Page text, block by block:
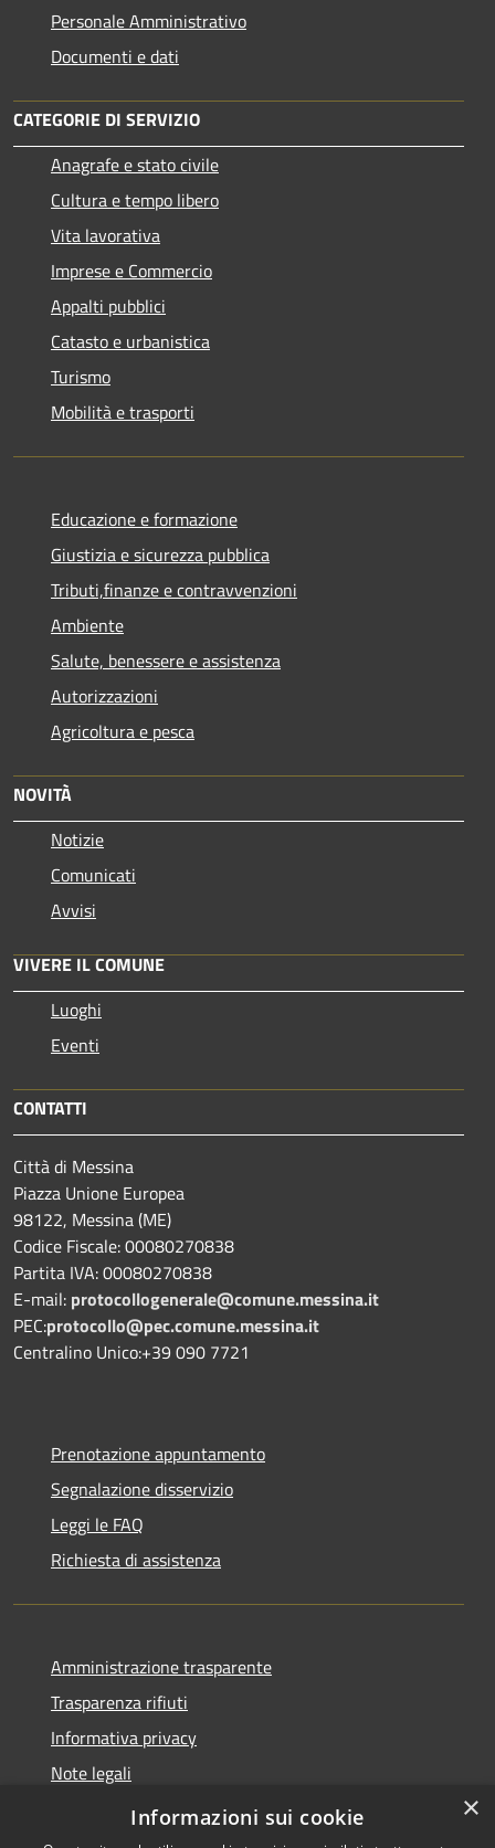
Personale Amministrativo
Documenti e dati
CATEGORIE DI SERVIZIO
Anagrafe e stato civile
Cultura e tempo libero
Vita lavorativa
Imprese e Commercio
Appalti pubblici
Catasto e urbanistica
Turismo
Mobilità e trasporti
Educazione e formazione
Giustizia e sicurezza pubblica
Tributi,finanze e contravvenzioni
Ambiente
Salute, benessere e assistenza
Autorizzazioni
Agricoltura e pesca
NOVITÀ
Notizie
Comunicati
Avvisi
VIVERE IL COMUNE
Luoghi
Eventi
CONTATTI
Città di Messina
Piazza Unione Europea
98122, Messina (ME)
Codice Fiscale: 00080270838
Partita IVA: 00080270838
E-mail: protocollogenerale@comune.messina.it
PEC:protocollo@pec.comune.messina.it
Centralino Unico:+39 090 7721
Prenotazione appuntamento
Segnalazione disservizio
Leggi le FAQ
Richiesta di assistenza
Amministrazione trasparente
Trasparenza rifiuti
Informativa privacy
Note legali
Dichiarazione di accessibilità
×
Informazioni sui cookie